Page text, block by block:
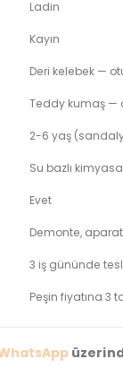
Ladin
Kayın
Deri kelebek —
Teddy kumaş —
2-6 yaş
Su bazlı
Evet
Demonte,
3 iş gününde
Peşin fiyatına 3